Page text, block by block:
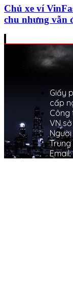
Chủ xe ví
chu nhưng vẫn
Giấy
cấp
Công
VN